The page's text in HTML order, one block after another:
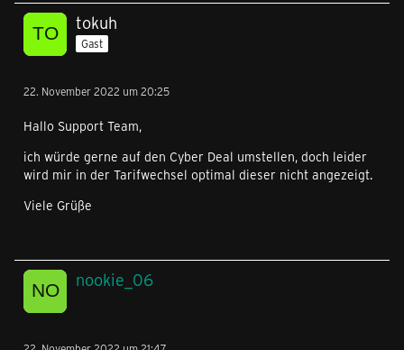
@Simsa986 Der Tarifwechsel ist für dich nun auch
bestellt.tokuh
Gast
22. November 2022 um 20:25
Hallo Support Team,
ich würde gerne auf den Cyber Deal umstellen, doch leider
wird mir in der Tarifwechsel optimal dieser nicht angezeigt.
Viele Grüße
nookie_06